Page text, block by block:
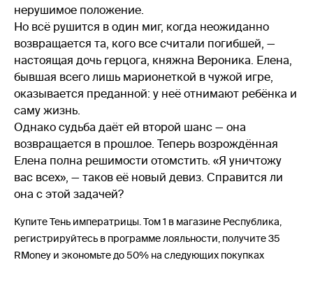
нерушимое положение.
Но всё рушится в один миг, когда неожиданно
возвращается та, кого все считали погибшей, —
настоящая дочь герцога, княжна Вероника. Елена,
бывшая всего лишь марионеткой в чужой игре,
оказывается преданной: у неё отнимают ребёнка и
саму жизнь.
Однако судьба даёт ей второй шанс — она
возвращается в прошлое. Теперь возрождённая
Елена полна решимости отомстить. «Я уничтожу
вас всех», — таков её новый девиз. Справится ли
она с этой задачей?
Купите Тень императрицы. Том 1 в магазине Республика,
регистрируйтесь в программе лояльности, получите 35
RMoney и экономьте до 50% на следующих покупках